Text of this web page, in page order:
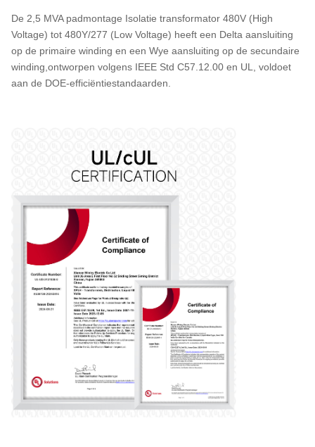
De 2,5 MVA padmontage Isolatie transformator 480V (High
Voltage) tot 480Y/277 (Low Voltage) heeft een Delta aansluiting
op de primaire winding en een Wye aansluiting op de secundaire
winding,ontworpen volgens IEEE Std C57.12.00 en UL, voldoet
aan de DOE-efficiëntiestandaarden.